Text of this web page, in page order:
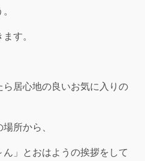
す。
居心地の良いお気に入りの
所から、
」とおはようの挨拶をして